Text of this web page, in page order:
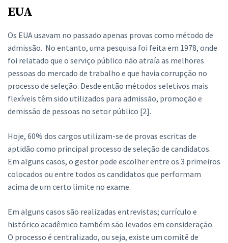
EUA
Os EUA usavam no passado apenas provas como método de
admissão. No entanto, uma pesquisa foi feita em 1978, onde
foi relatado que o serviço público não atraía as melhores
pessoas do mercado de trabalho e que havia corrupção no
processo de seleção. Desde então métodos seletivos mais
flexíveis têm sido utilizados para admissão, promoção e
demissão de pessoas no setor público [2].
Hoje, 60% dos cargos utilizam-se de provas escritas de
aptidão como principal processo de seleção de candidatos.
Em alguns casos, o gestor pode escolher entre os 3 primeiros
colocados ou entre todos os candidatos que performam
acima de um certo limite no exame.
Em alguns casos são realizadas entrevistas; currículo e
histórico acadêmico também são levados em consideração.
O processo é centralizado, ou seja, existe um comitê de